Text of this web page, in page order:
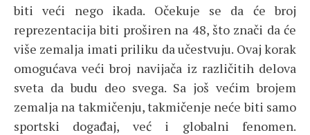
biti veći nego ikada. Očekuje se da će broj
reprezentacija biti proširen na 48, što znači da će
više zemalja imati priliku da učestvuju. Ovaj korak
omogućava veći broj navijača iz različitih delova
sveta da budu deo svega. Sa još većim brojem
zemalja na takmičenju, takmičenje neće biti samo
sportski događaj, već i globalni fenomen.